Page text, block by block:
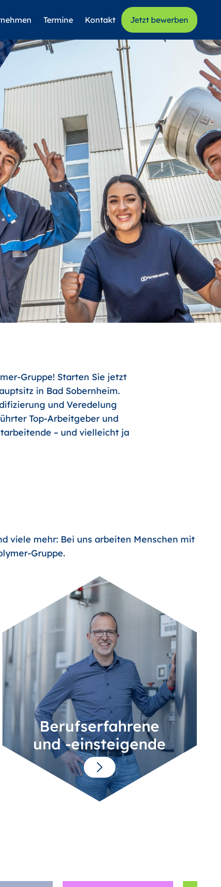
Termine Kontakt Jetzt bewerben
Gruppe! Starten Sie jetzt
in Bad Sobernheim.
und Veredelung
Top-Arbeitgeber und
– und vielleicht ja
viele mehr: Bei uns arbeiten Menschen mit
Gruppe.
Berufserfahrene
und -einsteigende